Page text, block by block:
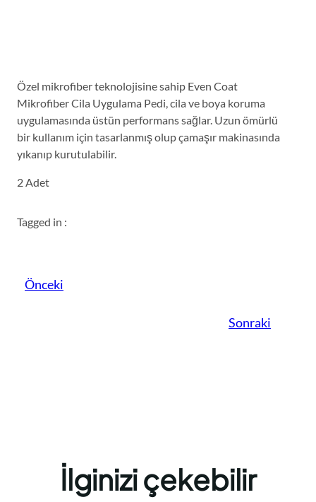
Özel mikrofiber teknolojisine sahip Even Coat
Mikrofiber Cila Uygulama Pedi, cila ve boya koruma
uygulamasında üstün performans sağlar. Uzun ömürlü
bir kullanım için tasarlanmış olup çamaşır makinasında
yıkanıp kurutulabilir.
2 Adet
Tagged in :
Önceki
Sonraki
İlginizi çekebilir